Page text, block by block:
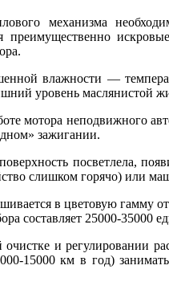
механизма
преимущественно
влажности —
уровень маслянистой
мотора неподвижного
зажигании.
посветлела,
слишком горячо) или
в цветовую гамму
составляет 25000-35000
и
15000 км в год)